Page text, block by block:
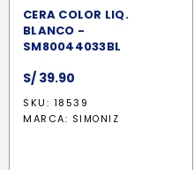
CERA COLOR LIQ.
BLANCO -
SM80044033BL
S/ 39.90
SKU: 18539
MARCA: SIMONIZ